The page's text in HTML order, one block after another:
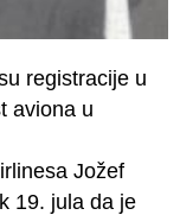
registracije u
aviona u
Jožef
19. jula da je